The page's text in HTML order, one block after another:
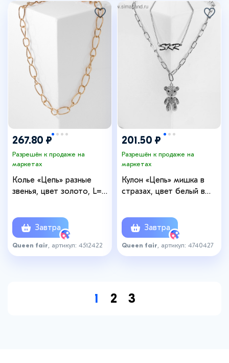
267.80 ₽
Разрешён к продаже на
маркетах
Колье «Цепь» разные
звенья, цвет золото, L=44
Завтра
Queen fair , артикул: 4512422
201.50 ₽
Разрешён к продаже на
маркетах
Кулон «Цепь» мишка в
стразах, цвет белый в
Завтра
Queen fair , артикул: 4740427
1 2 3